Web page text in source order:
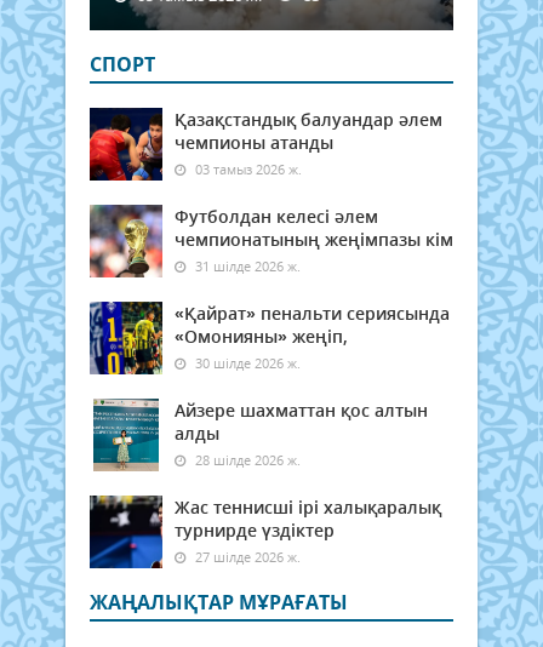
СПОРТ
Қазақстандық балуандар әлем
чемпионы атанды
03 тамыз 2026 ж.
Футболдан келесі әлем
чемпионатының жеңімпазы кім
31 шілде 2026 ж.
«Қайрат» пенальти сериясында
«Омонияны» жеңіп,
30 шілде 2026 ж.
Айзере шахматтан қос алтын
алды
28 шілде 2026 ж.
Жас теннисші ірі халықаралық
турнирде үздіктер
27 шілде 2026 ж.
ЖАҢАЛЫҚТАР МҰРАҒАТЫ